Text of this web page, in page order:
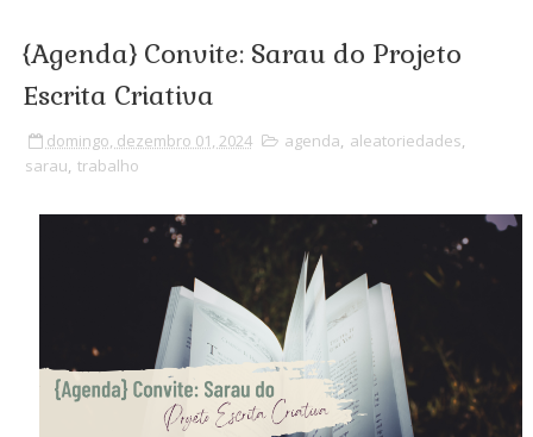
{Agenda} Convite: Sarau do Projeto
Escrita Criativa
domingo, dezembro 01, 2024 agenda, aleatoriedades,
sarau, trabalho